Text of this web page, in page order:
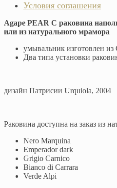
Условия соглашения
Agape PEAR C раковина
или из натурального мрамора
умывальник изготовлен из
Два типа установки
дизайн Патрисии Urquiola, 2004
Раковина доступна на заказ из
Nero Marquina
Emperador dark
Grigio Carnico
Bianco di Carrara
Verde Alpi